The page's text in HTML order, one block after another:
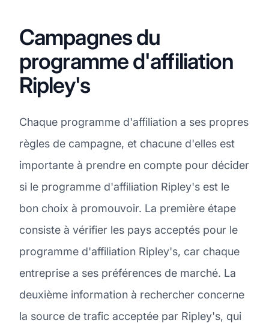
Campagnes du
programme d'affiliation
Ripley's
Chaque programme d'affiliation a ses propres
règles de campagne, et chacune d'elles est
importante à prendre en compte pour décider
si le programme d'affiliation Ripley's est le
bon choix à promouvoir. La première étape
consiste à vérifier les pays acceptés pour le
programme d'affiliation Ripley's, car chaque
entreprise a ses préférences de marché. La
deuxième information à rechercher concerne
la source de trafic acceptée par Ripley's, qui